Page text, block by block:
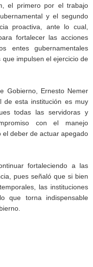
el primero por el trabajo
y el segundo
proactiva, ante lo cual,
fortalecer las acciones
entes gubernamentales
impulsen el ejercicio de
Gobierno, Ernesto Nemer
de esta institución es muy
todas las servidoras y
con el manejo
deber de actuar apegado
fortaleciendo a las
pues señaló que si bien
las instituciones
que torna indispensable